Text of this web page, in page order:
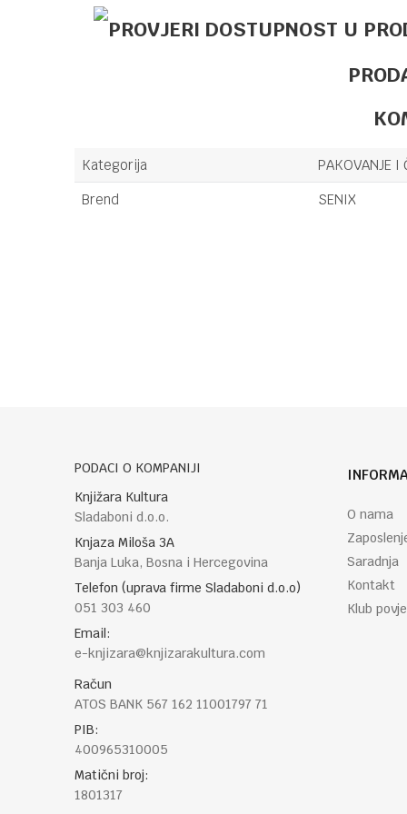
Kategorija
PAKOVANJE I
Brend
SENIX
PODACI O KOMPANIJI
Knjižara Kultura
Sladaboni d.o.o.
Knjaza Miloša 3A
Banja Luka, Bosna i Hercegovina
Telefon (uprava firme Sladaboni d.o.o)
051 303 460
Email:
e-knjizara@knjizarakultura.com
Račun
ATOS BANK 567 162 11001797 71
PIB:
400965310005
Matični broj:
1801317
O nama
Saradnja
Kontakt
Klub